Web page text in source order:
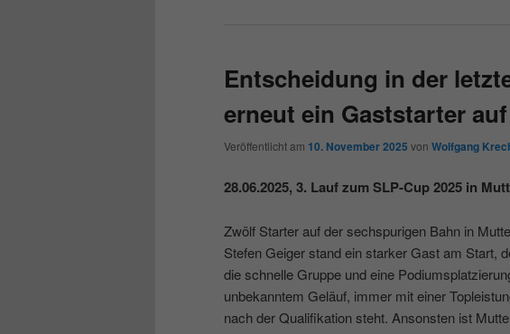
Entscheidung in der
erneut ein Gaststarter
Veröffentlicht am 10. November 2025 von Wolfgang
28.06.2025, 3. Lauf zum SLP-Cup 2025 in
Zwölf Starter auf der sechspurigen Bahn in
Stefen Geiger stand ein starker Gast am Start,
die schnelle Gruppe und eine
unbekanntem Geläuf, immer mit einer
nach der Qualifikation steht. Ansonsten ist